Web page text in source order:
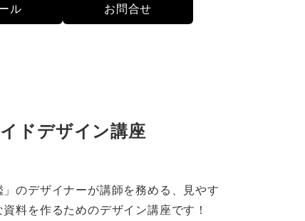
ル お問合せ
ドデザイン講座
」のデザイナーが講師を務める、見やす
料を作るためのデザイン講座です！